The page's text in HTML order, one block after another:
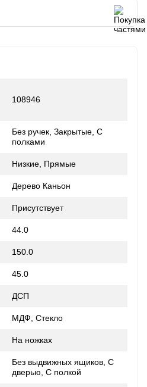
108946
Без ручек, Закрытые, С
полками
Низкие, Прямые
Дерево Каньон
Присутствует
44.0
150.0
45.0
ДСП
МДФ, Стекло
На ножках
Без выдвижных ящиков, С
дверью, С полкой